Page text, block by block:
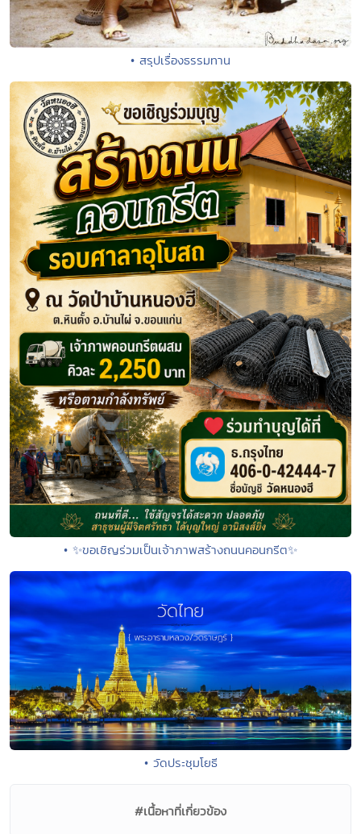
• สรุปเรื่องธรรมทาน
• ✨ขอเชิญร่วมเป็นเจ้าภาพสร้างถนนคอนกรีต✨
• วัดประชุมโยธี
#เนื้อหาที่เกี่ยวข้อง